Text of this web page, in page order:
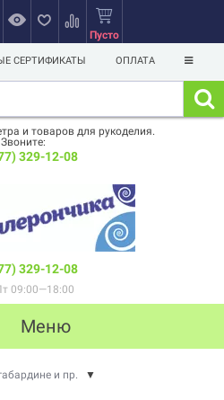
Пусто
СЕРТИФИКАТЫ ОПЛАТА
и товаров для рукоделия.
Звоните:
329-12-08
329-12-08
09:00—18:00
Меню
и пр.
▼